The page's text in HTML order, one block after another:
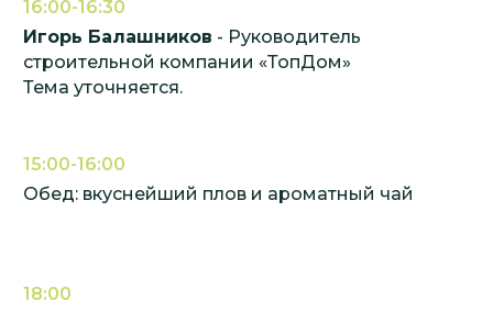
16:00-16:30
Игорь Балашников - Руководитель
строительной компании «ТопДом»
Тема уточняется.
15:00-16:00
Обед: вкуснейший плов и ароматный чай
18:00